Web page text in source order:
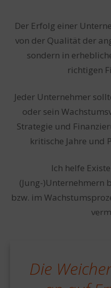
Der Erfolg einer
von der Qualität der
sondern in
richtigen
Jeder Unternehmer
oder sein
Strategie und
kritische Jahre und
Ich helfe
(Jung-)Unternehmern
bzw. im
Die